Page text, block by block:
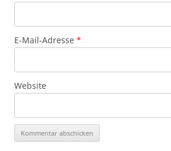
E-Mail-Adresse *
Website